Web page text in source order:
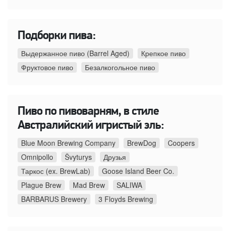
Подборки пива:
Выдержанное пиво (Barrel Aged)
Крепкое пиво
Фруктовое пиво
Безалкогольное пиво
Пиво по пивоварням, в стиле
Австралийский игристый эль:
Blue Moon Brewing Company BrewDog
Coopers
Omnipollo
Švyturys
Друзья
Таркос (ex. BrewLab)
Goose Island Beer Co.
Plague Brew
Mad Brew
SALIWA
BARBARUS Brewery
3 Floyds Brewing